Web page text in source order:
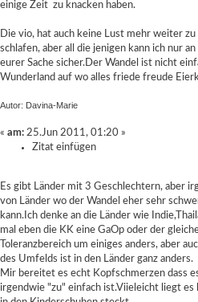
einige Zeit zu knacken haben.
Die vio, hat auch keine Lust mehr weiter
schlafen, aber all die jenigen kann ich nur
eurer Sache sicher.Der Wandel ist nicht
Wunderland auf wo alles friede freude
Autor: Davina-Marie
« am: 25.Jun 2011, 01:20 »
Zitat einfügen
Es gibt Länder mit 3 Geschlechtern, aber
von Länder wo der Wandel eher sehr
kann.Ich denke an die Länder wie
mal eben die KK eine GaOp oder der
Toleranzbereich um einiges anders, aber
des Umfelds ist in den Länder ganz anders.
Mir bereitet es echt Kopfschmerzen dass
irgendwie "zu" einfach ist.Viieleicht liegt es